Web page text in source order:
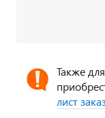
Также
лист